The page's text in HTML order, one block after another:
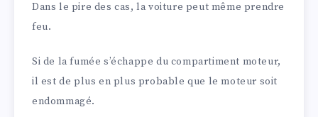
Dans le pire des cas, la voiture peut même prendre
feu.
Si de la fumée s’échappe du compartiment moteur,
il est de plus en plus probable que le moteur soit
endommagé.